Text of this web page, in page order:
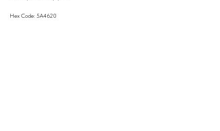
Hex Code: 5A4620